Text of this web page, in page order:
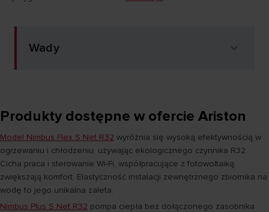
Wady
Produkty dostępne w ofercie Ariston
Model Nimbus Flex S Net R32 wyróżnia się wysoką efektywnością w
ogrzewaniu i chłodzeniu, używając ekologicznego czynnika R32.
Cicha praca i sterowanie Wi-Fi, współpracujące z fotowoltaiką,
zwiększają komfort. Elastyczność instalacji zewnętrznego zbiornika na
wodę to jego unikalna zaleta.
Nimbus Plus S Net R32 pompa ciepła bez dołączonego zasobnika